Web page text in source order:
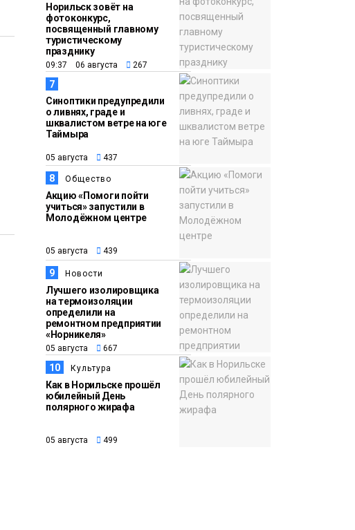
Норильск зовёт на
фотоконкурс,
посвященный главному
туристическому
празднику
09:37 06 августа 267
7
Синоптики предупредили
о ливнях, граде и
шквалистом ветре на юге
Таймыра
05 августа 437
8 Общество
Акцию «Помоги пойти
учиться» запустили в
Молодёжном центре
05 августа 439
9 Новости
Лучшего изолировщика
на термоизоляции
определили на
ремонтном предприятии
«Норникеля»
05 августа 667
10 Культура
Как в Норильске прошёл
юбилейный День
полярного жирафа
05 августа 499